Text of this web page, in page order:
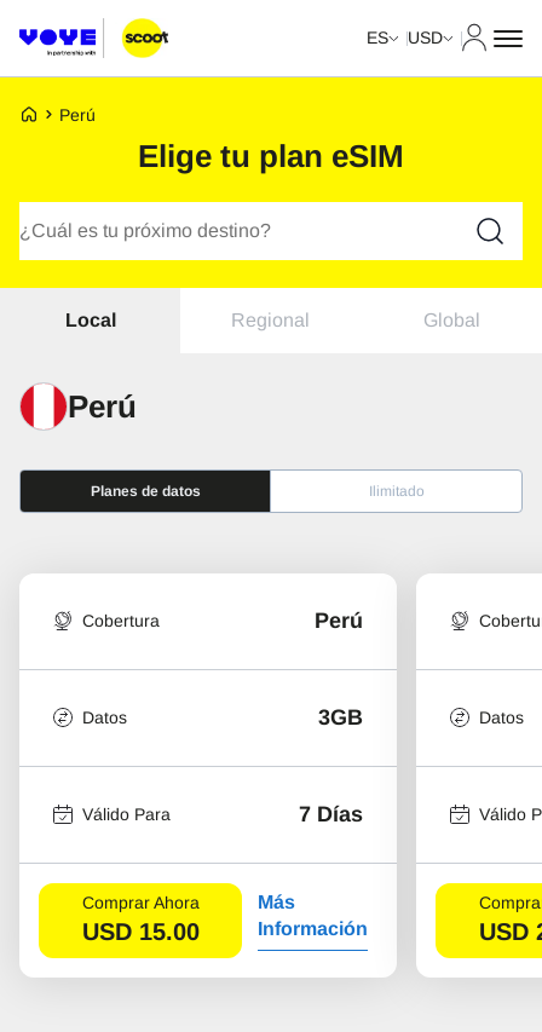
ES USD
Página de inicio de Voye
Perú
Elige tu plan eSIM
Local Regional Global
Perú
Planes de datos Ilimitado
Cobertura Perú
Datos 3GB
Válido Para 7 Días
Comprar Ahora
USD 15.00
Más
Información
Datos
Válido
USD